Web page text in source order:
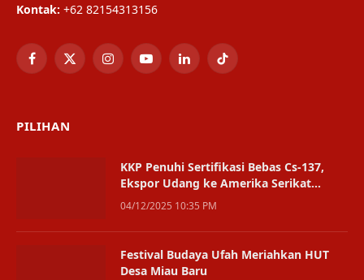
Kontak: +62 82154313156
Facebook
X
InstagramYouTubeLinkedInTikTok
PILIHAN
KKP Penuhi Sertifikasi Bebas Cs-137,
Ekspor Udang ke Amerika Serikat
Kembali Dibuka
04/12/2025 10:35 PM
Festival Budaya Ufah Meriahkan HUT
Desa Miau Baru